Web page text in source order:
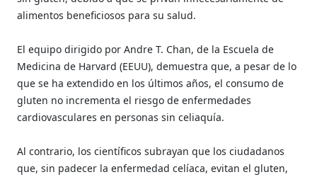
alimentos beneficiosos para su salud.
El equipo dirigido por Andre T. Chan, de la Escuela de
Medicina de Harvard (EEUU), demuestra que, a pesar de lo
que se ha extendido en los últimos años, el consumo de
gluten no incrementa el riesgo de enfermedades
cardiovasculares en personas sin celiaquía.
Al contrario, los científicos subrayan que los ciudadanos
que, sin padecer la enfermedad celíaca, evitan el gluten,